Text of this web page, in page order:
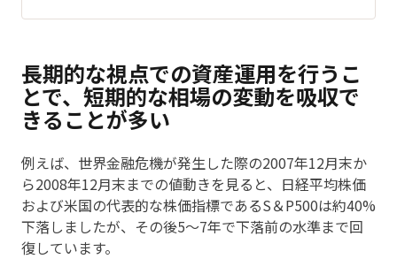
長期的な視点での資産運用を行うこ
とで、短期的な相場の変動を吸収で
きることが多い
例えば、世界金融危機が発生した際の2007年12月末か
ら2008年12月末までの値動きを見ると、日経平均株価
および米国の代表的な株価指標であるS＆P500は約40%
下落しましたが、その後5～7年で下落前の水準まで回
復しています。